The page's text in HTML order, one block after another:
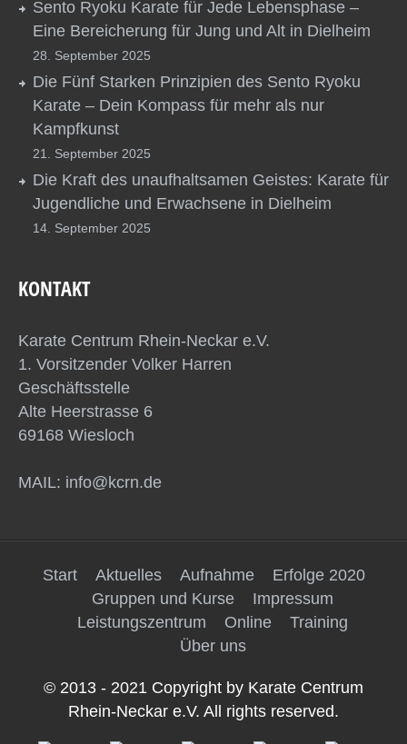
Sento Ryoku Karate für Jede Lebensphase –
Eine Bereicherung für Jung und Alt in Dielheim
28. September 2025
Die Fünf Starken Prinzipien des Sento Ryoku
Karate – Dein Kompass für mehr als nur
Kampfkunst
21. September 2025
Die Kraft des unaufhaltsamen Geistes: Karate für
Jugendliche und Erwachsene in Dielheim
14. September 2025
KONTAKT
Karate Centrum Rhein-Neckar e.V.
1. Vorsitzender Volker Harren
Geschäftsstelle
Alte Heerstrasse 6
69168 Wiesloch
MAIL: info@kcrn.de
Start Aktuelles Aufnahme
Erfolge 2020
Gruppen und Kurse
Impressum
Leistungszentrum
Online
Training
Über uns
© 2013 - 2021 Copyright by Karate Centrum
Rhein-Neckar e.V. All rights reserved.